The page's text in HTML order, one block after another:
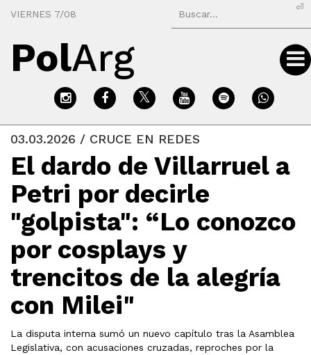
VIERNES 7/08
⏎
PolArg
03.03.2026 / CRUCE EN REDES
El dardo de Villarruel a
Petri por decirle
"golpista": “Lo conozco
por cosplays y
trencitos de la alegría
con Milei"
La disputa interna sumó un nuevo capítulo tras la Asamblea
Legislativa, con acusaciones cruzadas, reproches por la